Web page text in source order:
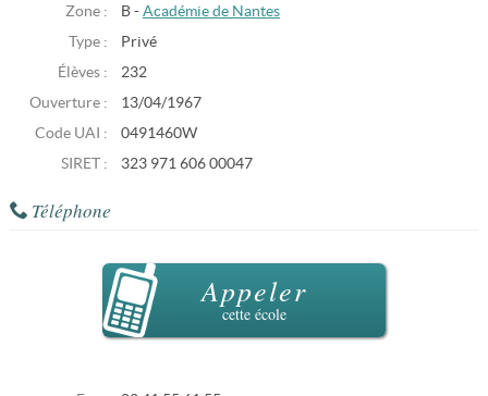
Zone : B - Académie de Nantes
Type :
Privé
Élèves :
232
Ouverture :
13/04/1967
Code UAI :
0491460W
SIRET :
323 971 606 00047
Téléphone
Appeler
cette école